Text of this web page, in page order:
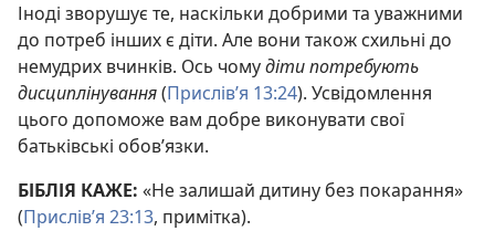
Іноді зворушує те, наскільки добрими та уважними
до потреб інших є діти. Але вони також схильні до
немудрих вчинків. Ось чомудіти потребують
дисциплінування(Прислів’я 13:24). Усвідомлення
цього допоможе вам добре виконувати свої
батьківські обов’язки.
БІБЛІЯ КАЖЕ: «Не залишай дитину без покарання»
(Прислів’я 23:13, примітка).